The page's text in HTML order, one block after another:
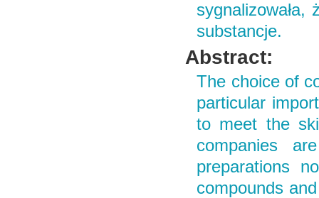
sygnalizowała,
substancje.
Abstract:
The choice of
particular
to meet the
companies
preparations
compounds